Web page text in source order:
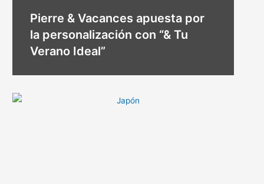
Pierre & Vacances apuesta por
la personalización con “& Tu
Verano Ideal”